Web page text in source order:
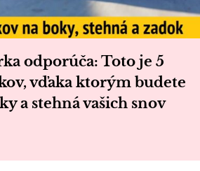
odporúča: Toto je 5
vďaka ktorým budete
a stehná vašich snov